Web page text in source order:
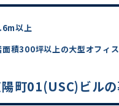
以上
面積300坪以上の大型オフィ
町01(USC)ビル